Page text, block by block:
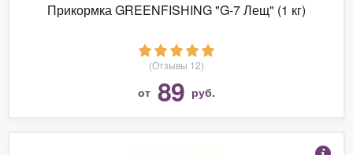
Прикормка GREENFISHING "G-7 Лещ" (1 кг)
(Отзывы 12)
от 89 руб.